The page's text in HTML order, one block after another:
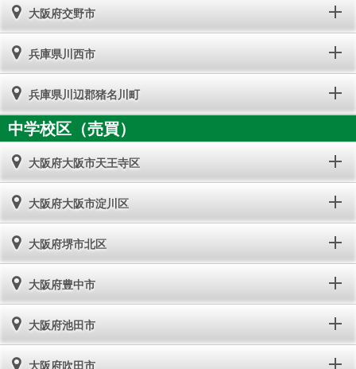
大阪府交野市
兵庫県川西市
兵庫県川辺郡猪名川町
中学校区（売買）
大阪府大阪市天王寺区
大阪府大阪市淀川区
大阪府堺市北区
大阪府豊中市
大阪府池田市
大阪府吹田市